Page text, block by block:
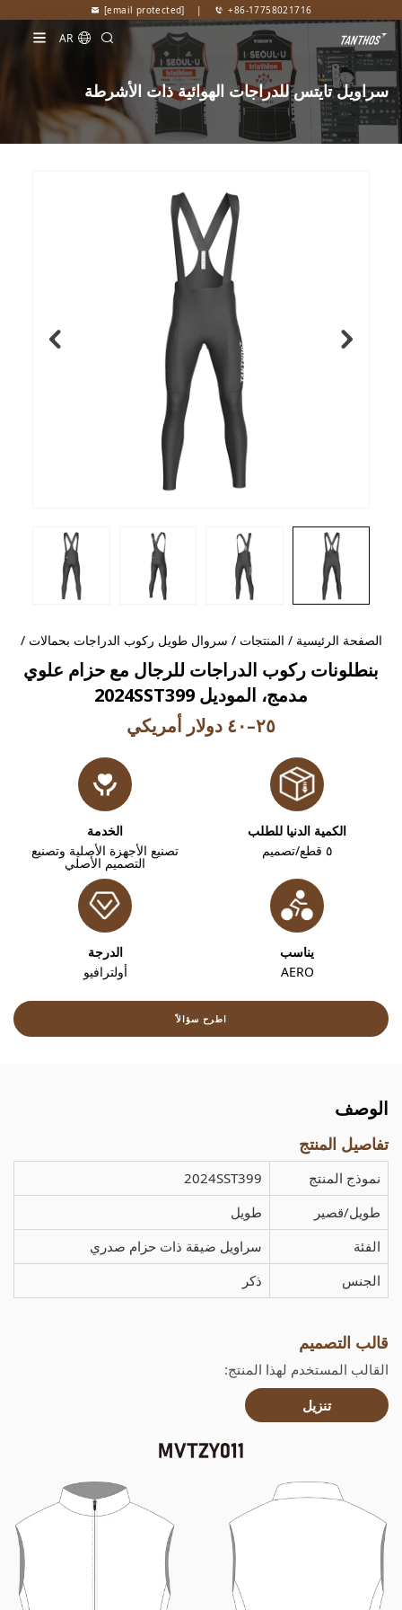
[email protected] | +86-17758021716
AR
سراويل تايتس للدراجات الهوائية ذات الأشرطة
الصفحة الرئيسية / المنتجات / سروال طويل ركوب الدراجات بحمالات /
بنطلونات ركوب الدراجات للرجال مع حزام علوي
مدمج، الموديل 2024SST399
٢٥–٤٠ دولار أمريكي
الكمية الدنيا للطلب
٥ قطع/تصميم
الخدمة
تصنيع الأجهزة الأصلية وتصنيع
التصميم الأصلي
يناسب
AERO
الدرجة
أولترافيو
اطرح سؤالاً
الوصف
تفاصيل المنتج
نموذج المنتج
2024SST399
طويل/قصير
طويل
الفئة
سراويل ضيقة ذات حزام صدري
الجنس
ذكر
قالب التصميم
القالب المستخدم لهذا المنتج:
تنزيل